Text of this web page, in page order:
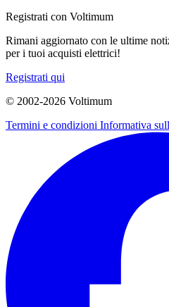
Registrati con Voltimum
Rimani aggiornato con le ultime
per i tuoi acquisti elettrici!
Registrati qui
© 2002-2026 Voltimum
Termini e condizioni Informativa